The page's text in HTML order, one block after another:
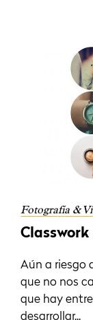
Fotografía &
Classwork
Aún a riesgo
que no nos
que hay
desarrollar...